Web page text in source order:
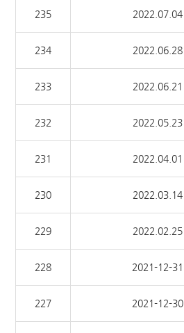
235 2022.07.04
234 2022.06.28
233 2022.06.21
232 2022.05.23
231 2022.04.01
230 2022.03.14
229 2022.02.25
228 2021-12-31
227 2021-12-30